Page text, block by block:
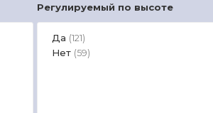
Регулируемый по высоте
Да (121)
Нет (59)